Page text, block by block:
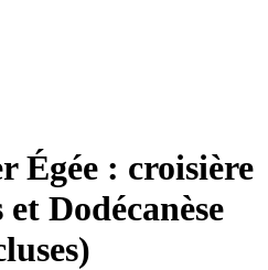
Égée : croisière
Dodécanèse